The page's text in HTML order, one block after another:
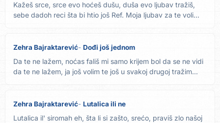
Kažeš srce, srce evo hoćeš dušu, duša evo ljubav tražiš,
sebe dadoh reci šta bi htio još Ref. Moja ljubav za te voli...
Zehra Bajraktarević Dođi još jednom
Da te ne lažem, noćas fališ mi samo krijem bol da se ne vidi
da te ne lažem, ja još volim te još u svakoj drugoj tražim...
Zehra Bajraktarević Lutalica ili ne
Lutalica il' siromah eh, šta li si zašto, srećo, praviš zlo našoj